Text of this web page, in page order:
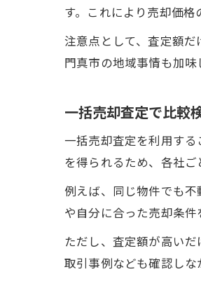
す。これにより売却価
注意点として、査定額
門真市の地域事情も加
一括売却査定で比較
一括売却査定を利用す
を得られるため、各社ご
例えば、同じ物件でも
や自分に合った売却条件
ただし、査定額が高い
取引事例なども確認しな